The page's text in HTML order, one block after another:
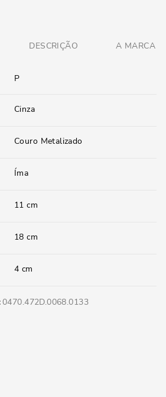
DESCRIÇÃO A MARCA
P
Cinza
Couro Metalizado
Íma
11 cm
18 cm
4 cm
0470.472D.0068.0133